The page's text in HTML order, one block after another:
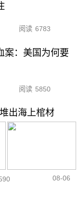
阅读 6783
案：美国为何要
阅读 5850
出海上棺材
08-06